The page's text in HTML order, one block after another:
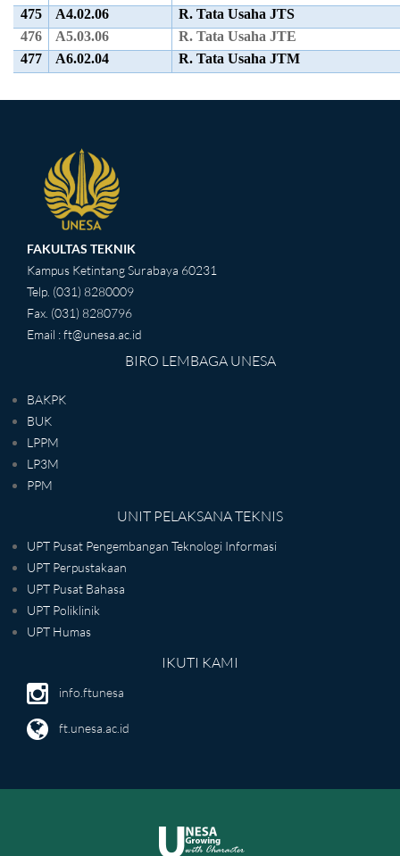
475
A4.02.06
R. Tata Usaha JTS
476
A5.03.06
R. Tata Usaha JTE
477
A6.02.04 R. Tata Usaha JTM
FAKULTAS TEKNIK
Kampus Ketintang Surabaya 60231
Telp. (031) 8280009
Fax. (031) 8280796
Email : ft@unesa.ac.id
BIRO LEMBAGA UNESA
BAKPK
BUK
LPPM
LP3M
PPM
UNIT PELAKSANA TEKNIS
UPT Pusat Pengembangan Teknologi Informasi
UPT Perpustakaan
UPT Pusat Bahasa
UPT Poliklinik
UPT Humas
IKUTI KAMI
info.ftunesa
ft.unesa.ac.id